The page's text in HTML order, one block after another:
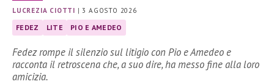
LUCREZIA CIOTTI |3 AGOSTO 2026
FEDEZ LITE PIO E AMEDEO
Fedez rompe il silenzio sul litigio con Pio e Amedeo e
racconta il retroscena che, a suo dire, ha messo fine alla loro
amicizia.